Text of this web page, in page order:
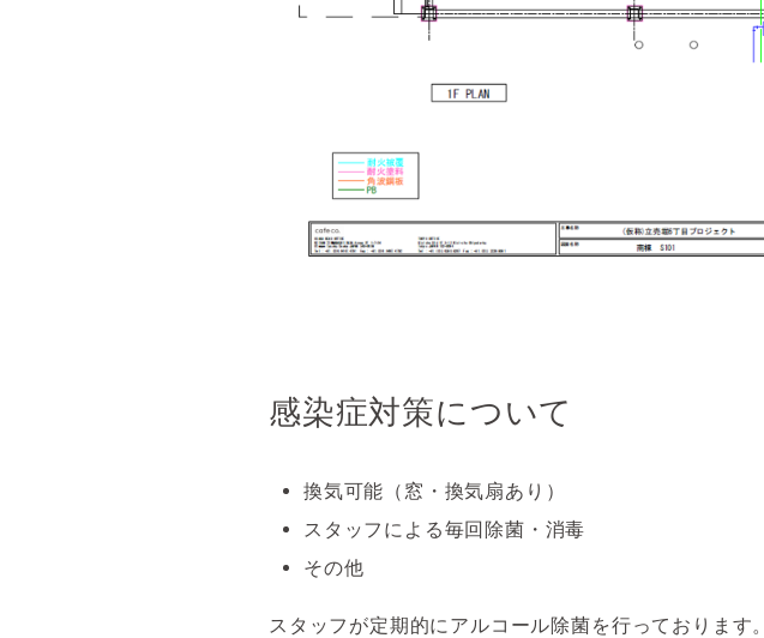
感染症対策について
換気可能（窓・換気扇あり）
スタッフによる毎回除菌・消毒
その他
スタッフが定期的にアルコール除菌を行っております。